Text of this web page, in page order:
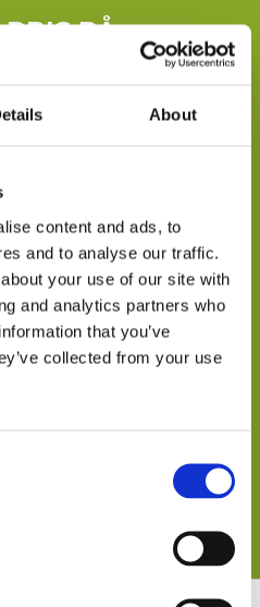
About
content and ads, to
and to analyse our traffic.
your use of our site with
and analytics partners who
that you’ve
collected from your use
PÅ
er du velkommen til at
en mail. Prisen kan godt
med dig så vi kan give
os gerne i dag og få et